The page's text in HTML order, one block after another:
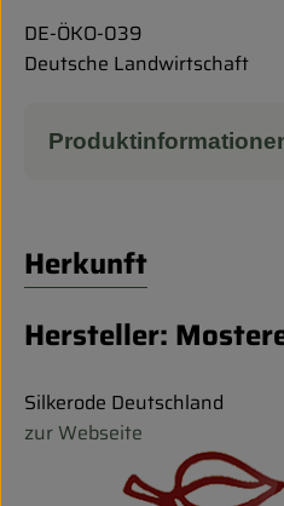
DE-ÖKO-039
Deutsche Landwirtschaft
Herkunft
Hersteller:
Silkerode Deutschland
zur Webseite